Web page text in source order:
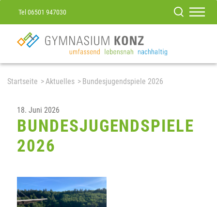
Tel 06501 947030
Startseite Aktuelles Bundesjugendspiele 2026
18. Juni 2026
BUNDESJUGENDSPIELE
2026